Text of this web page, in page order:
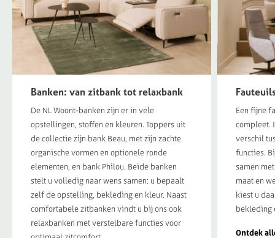
Banken: van zitbank tot relaxbank
De NL Woont-banken zijn er in vele
opstellingen, stoffen en kleuren. Toppers uit
de collectie zijn bank Beau, met zijn zachte
organische vormen en optionele ronde
elementen, en bank Philou. Beide banken
stelt u volledig naar wens samen: u bepaalt
zelf de opstelling, bekleding en kleur. Naast
comfortabele zitbanken vindt u bij ons ook
relaxbanken met verstelbare functies voor
Een fijne
compleet.
verschil
functies.
samen
maat en
kiest u
bekleding
Ontdek